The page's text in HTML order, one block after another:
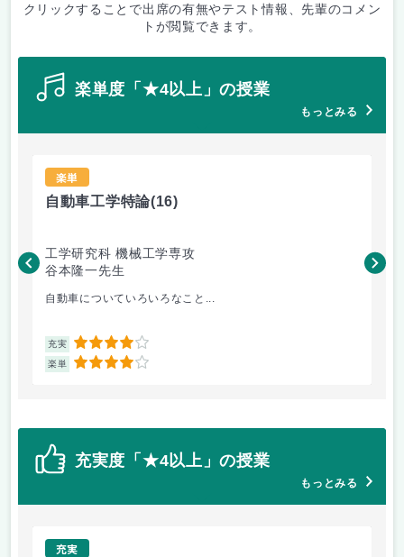
クリックすることで出席の有無やテスト情報、先輩のコメン
トが閲覧できます。
楽単度「★4以上」の授業
もっとみる
楽単
自動車工学特論(16)
工学研究科 機械工学専攻
谷本隆一先生
自動車についていろいろなこと...
充実 4
楽単 4
松
充実度「★4以上」の授業
もっとみる
充実